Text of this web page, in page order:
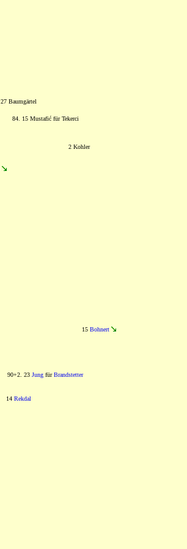
27 Baumgärtel
84. 15 Mustafić für Tekerci
2 Kohler
15 Bohnert
90+2. 23 Jung fürBrandstetter
14 Rekdal